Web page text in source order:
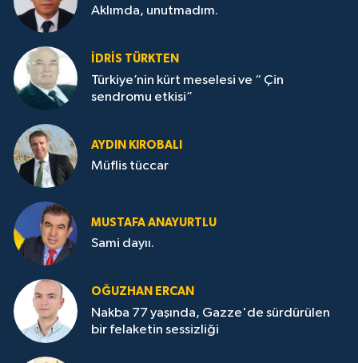
Aklımda, unutmadım.
İDRİS TÜRKTEN
Türkiye’nin kürt meselesi ve “ Çin
sendromu etkisi”
AYDIN KIROBALI
Müflis tüccar
MUSTAFA ANAYURTLU
Sami dayıı.
OĞUZHAN ERCAN
Nakba 77 yaşında, Gazze'de sürdürülen
bir felaketin sessizliği